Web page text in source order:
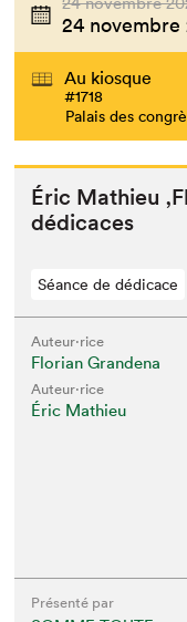
24 novembre
Au kiosque
#1718
Palais des
Éric Math­ieu‚
dédicaces
Séance de dédicace
Auteur·rice
Florian Grandena
Auteur·rice
Éric Mathieu
Présenté par